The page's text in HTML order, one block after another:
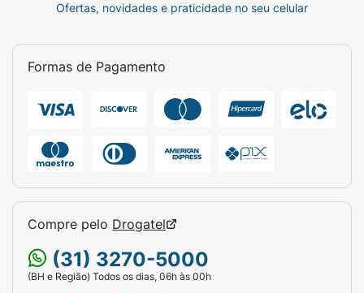
Ofertas, novidades e praticidade no seu celular
Formas de Pagamento
Compre pelo Drogatel
(31) 3270-5000
(BH e Região) Todos os dias, 06h às 00h